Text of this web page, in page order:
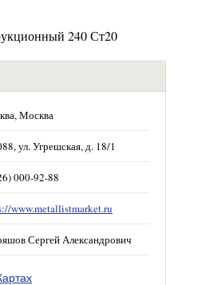
240 Ст20
Москва
ул. Угрешская, д. 18/1
000-92-88
www.metallistmarket.ru
Сергей Александрович